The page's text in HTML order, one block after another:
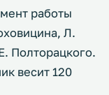
работы
Л.
Полторацкого.
весит 120